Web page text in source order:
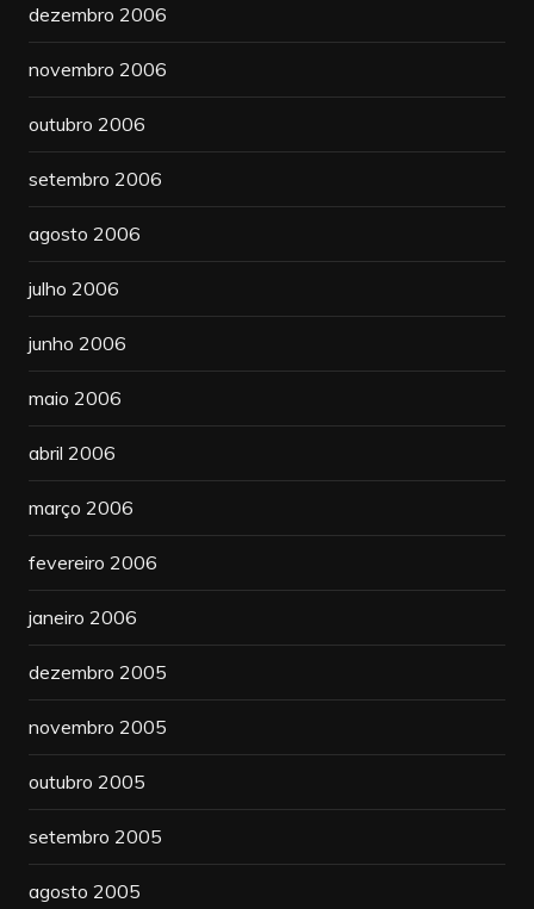
dezembro 2006
novembro 2006
outubro 2006
setembro 2006
agosto 2006
julho 2006
junho 2006
maio 2006
abril 2006
março 2006
fevereiro 2006
janeiro 2006
dezembro 2005
novembro 2005
outubro 2005
setembro 2005
agosto 2005